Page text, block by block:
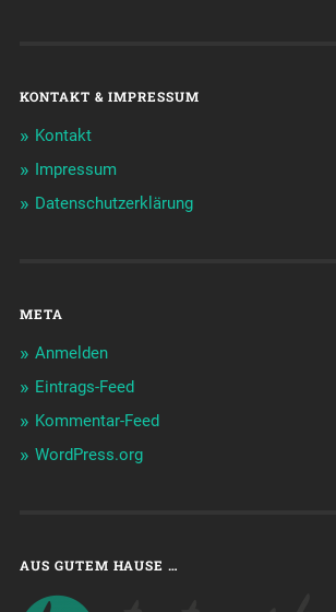
KONTAKT & IMPRESSUM
Kontakt
Impressum
Datenschutzerklärung
META
Anmelden
Eintrags-Feed
Kommentar-Feed
WordPress.org
AUS GUTEM HAUSE …